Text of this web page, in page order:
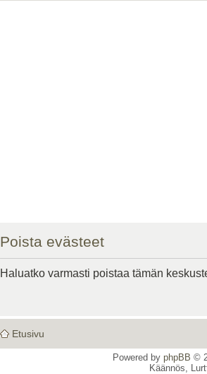
Poista evästeet
Haluatko varmasti poistaa tämän
Etusivu
Powered by phpBB ©
Käännös,